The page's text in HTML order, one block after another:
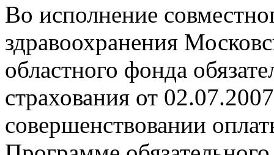
Во исполнение
здравоохранения
областного фонда
страхования от
совершенствовании